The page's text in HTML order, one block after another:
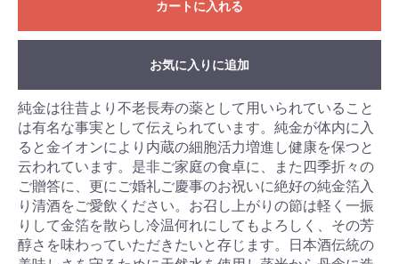
カートに入れる
お気に入りに追加
純金は往昔より不老長寿の薬として用いられていること
は有名な事実として伝えられています。純金が体内に入
ると金イオンにより内蔵の細胞活力増進し健康を保つと
云われています。是非ご家庭の食卓に、また四季折々の
ご贈答に、更にご婚礼ご慶事のお祝いに絶好の純金箔入
り清酒をご愛飲ください。お召し上がりの節は軽く一振
りして金箔を散らし冷温何れにしてもよろしく、その芳
醇さを味わっていただきたいと存じます。日本酒伝統の